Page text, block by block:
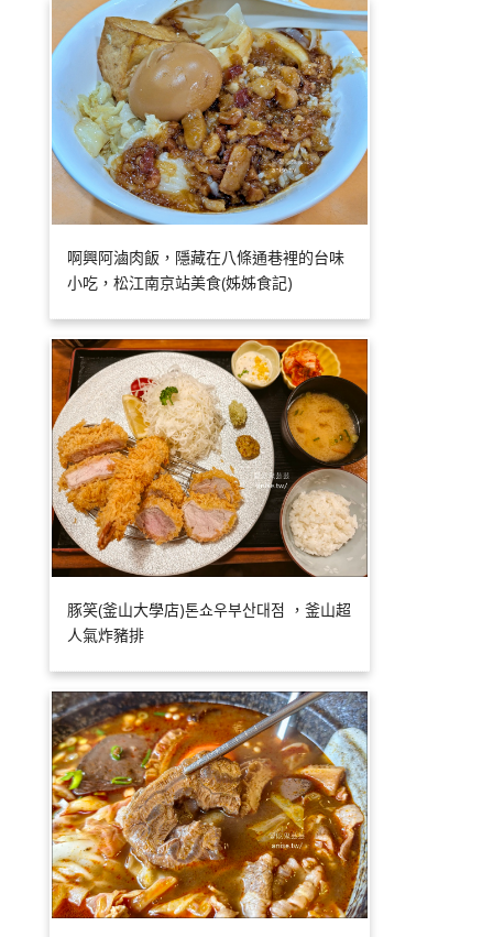
啊興阿滷肉飯，隱藏在八條通巷裡的台味
小吃，松江南京站美食(姊姊食記)
豚笑(釜山大學店)톤쇼우부산대점 ，釜山超
人氣炸豬排